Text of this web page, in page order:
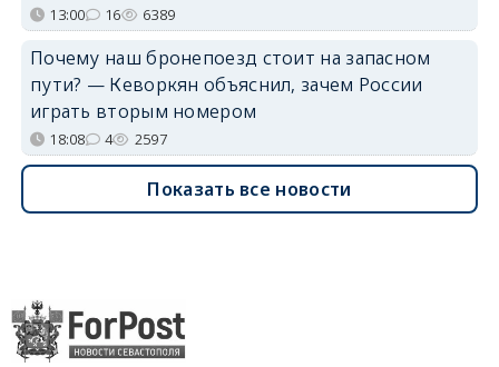
13:00 16 6389
Почему наш бронепоезд стоит на запасном
пути? — Кеворкян объяснил, зачем России
играть вторым номером
18:08 4 2597
Показать все новости